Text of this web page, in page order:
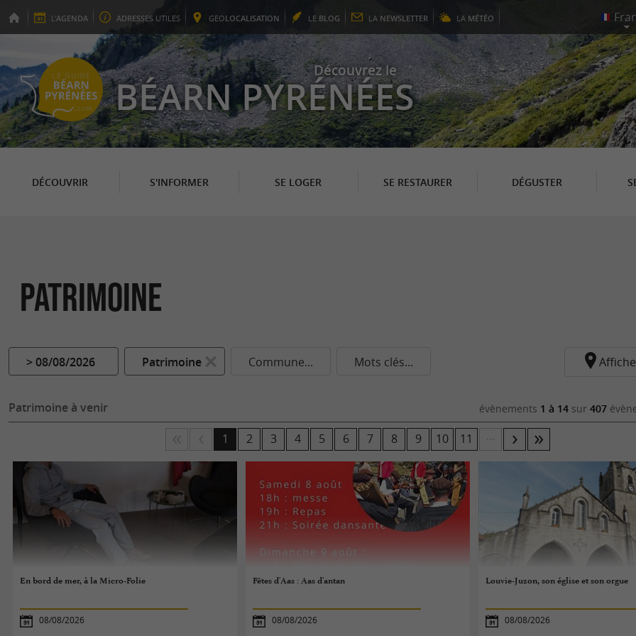
L'AGENDA ADRESSES UTILES GEOLOCALISATION LE BLOG LA NEWSLETTER LA MÉTÉO
Découvrez le
BÉARN PYRÉNÉES
DÉCOUVRIR S'INFORMER SE LOGER SE RESTAURER DÉGUSTER
Patrimoine
> 08/08/2026 Patrimoine Commune... Mots clés...
Patrimoine à venir évènements 1 à 14 sur 407
1 2 3 4 5 6 7 8 9 10 11
En bord de mer, à la Micro-Folie
08/08/2026
Fêtes d'Aas : Aas d'antan
08/08/2026
Louvie-Juzon, son église et son orgue
08/08/2026